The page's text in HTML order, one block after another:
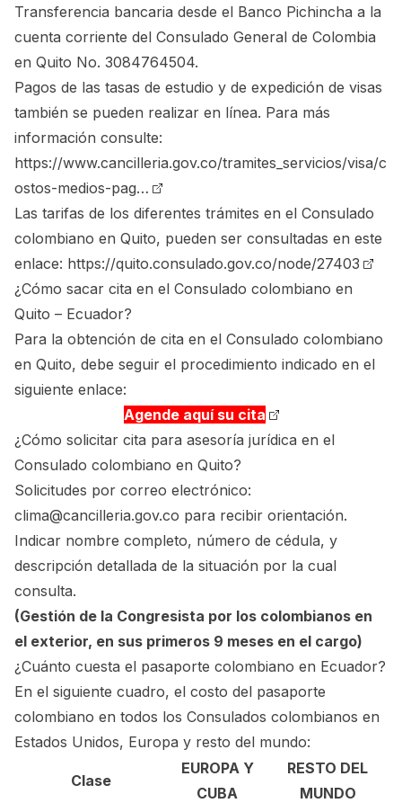
Transferencia bancaria desde el Banco Pichincha a la
cuenta corriente del Consulado General de Colombia
en Quito No. 3084764504.
Pagos de las tasas de estudio y de expedición de visas
también se pueden realizar en línea. Para más
información consulte:
https://www.cancilleria.gov.co/tramites_servicios/visa/c
ostos-medios-pag…
Las tarifas de los diferentes trámites en el Consulado
colombiano en Quito, pueden ser consultadas en este
enlace: https://quito.consulado.gov.co/node/27403
¿Cómo sacar cita en el Consulado colombiano en
Quito – Ecuador?
Para la obtención de cita en el Consulado colombiano
en Quito, debe seguir el procedimiento indicado en el
siguiente enlace:
Agende aquí su cita
¿Cómo solicitar cita para asesoría jurídica en el
Consulado colombiano en Quito?
Solicitudes por correo electrónico:
clima@cancilleria.gov.co para recibir orientación.
Indicar nombre completo, número de cédula, y
descripción detallada de la situación por la cual
consulta.
(Gestión de la Congresista por los colombianos en
el exterior, en sus primeros 9 meses en el cargo)
¿Cuánto cuesta el pasaporte colombiano en Ecuador?
En el siguiente cuadro, el costo del pasaporte
colombiano en todos los Consulados colombianos en
Estados Unidos, Europa y resto del mundo:
Clase
EUROPA Y
CUBA
RESTO DEL
MUNDO